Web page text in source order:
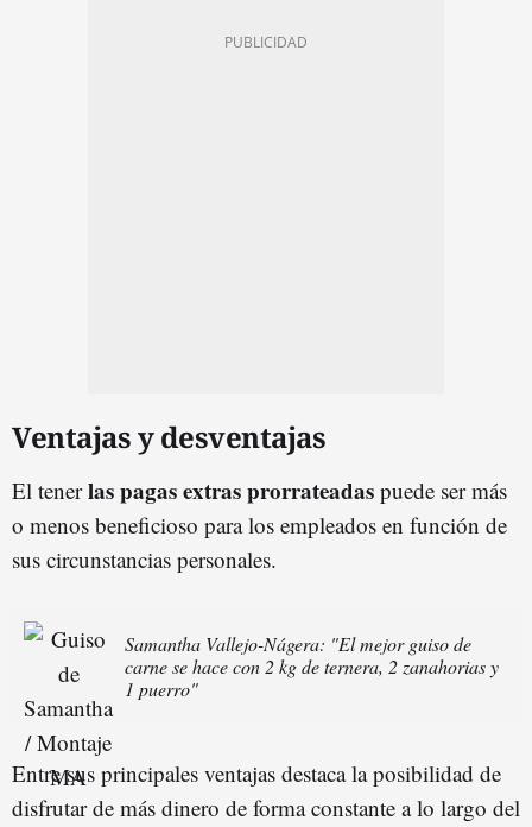
Ventajas y desventajas
El tenerlas pagas extras prorrateadas puede ser más
o menos beneficioso para los empleados en función de
sus circunstancias personales.
Samantha Vallejo-Nágera: "El mejor guiso de
carne se hace con 2 kg de ternera, 2 zanahorias y
1 puerro"
Entre sus principales ventajas destaca la posibilidad de
disfrutar de más dinero de forma constante a lo largo del